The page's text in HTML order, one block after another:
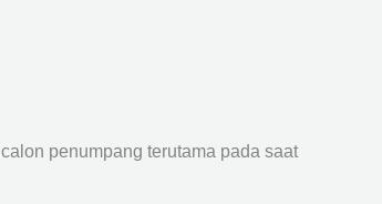
penumpang terutama pada saat